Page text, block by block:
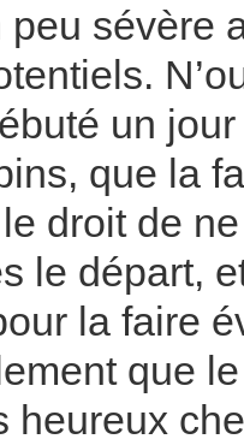
peu sévère
un
que la
droit de
le départ,
la faire
que
heureux